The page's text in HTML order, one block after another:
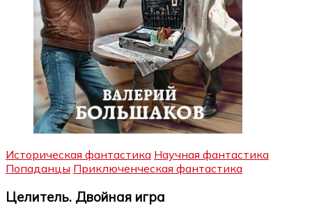
Историческая фантастика Научная фантастика
Попаданцы Приключенческая фантастика
Целитель. Двойная игра